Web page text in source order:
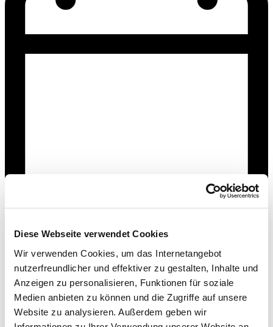
Diese Webseite verwendet Cookies
Wir verwenden Cookies, um das Internetangebot
nutzerfreundlicher und effektiver zu gestalten, Inhalte und
Anzeigen zu personalisieren, Funktionen für soziale
Medien anbieten zu können und die Zugriffe auf unsere
Website zu analysieren. Außerdem geben wir